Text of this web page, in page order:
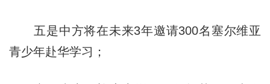
五是中方将在未来3年邀请300名塞尔维亚
青少年赴华学习；